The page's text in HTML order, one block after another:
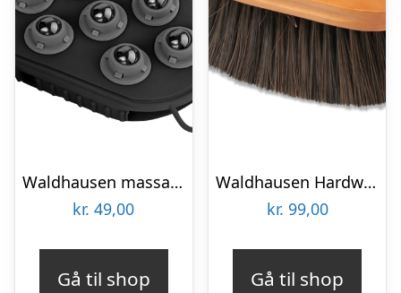
Waldhausen massage strigle – Sort
kr. 49,00
Gå til shop
Waldhausen Hardwood “ANTI-DUST” blød børste
kr. 99,00
Gå til shop